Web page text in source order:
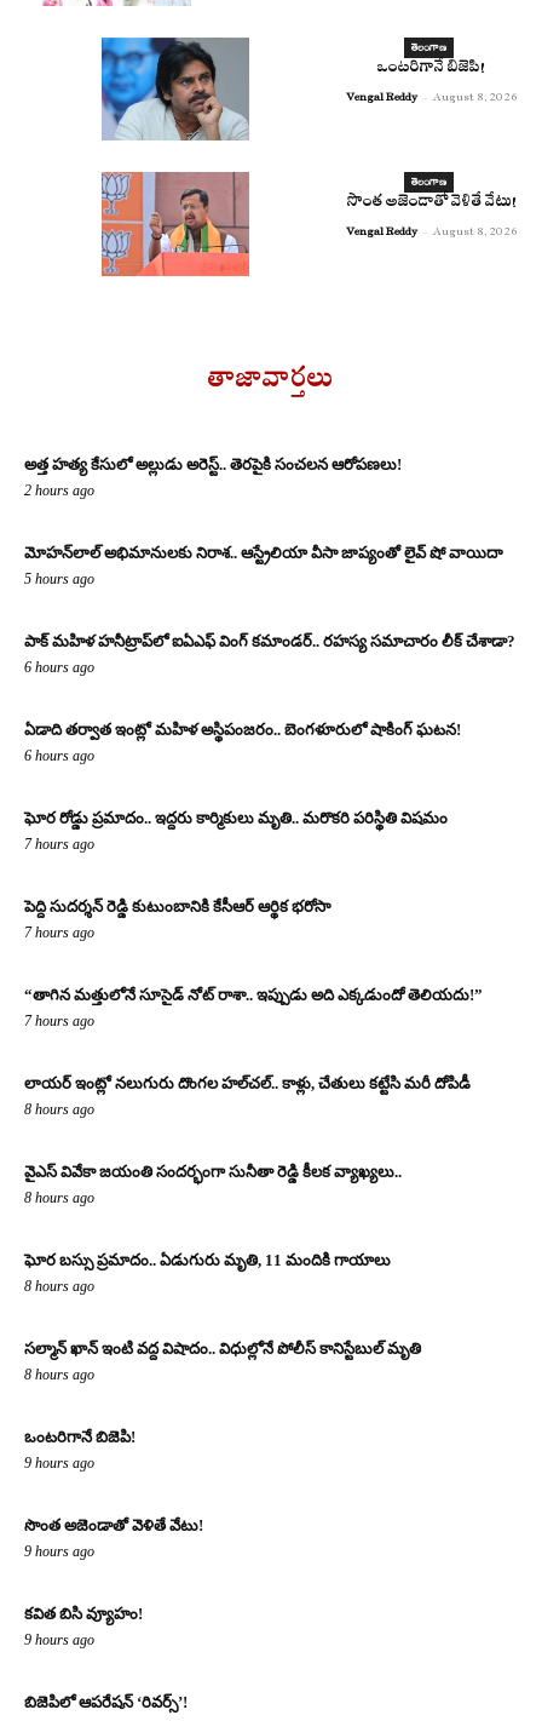
తెలంగాణ
ఒంటరిగానే బిజెపి!
Vengal Reddy - August 8, 2026
తెలంగాణ
సొంత అజెండాతో వెళితే వేటు!
Vengal Reddy - August 8, 2026
తాజావార్తలు
అత్త హత్య కేసులో అల్లుడు అరెస్ట్.. తెరపైకి సంచలన ఆరోపణలు!
2 hours ago
మోహన్‌లాల్ అభిమానులకు నిరాశ.. ఆస్ట్రేలియా వీసా జాప్యంతో లైవ్ షో వాయిదా
5 hours ago
పాక్ మహిళ హనీట్రాప్‌లో ఐఏఎఫ్ వింగ్ కమాండర్.. రహస్య సమాచారం లీక్ చేశాడా?
6 hours ago
ఏడాది తర్వాత ఇంట్లో మహిళ అస్థిపంజరం.. బెంగళూరులో షాకింగ్ ఘటన!
6 hours ago
ఘోర రోడ్డు ప్రమాదం.. ఇద్దరు కార్మికులు మృతి.. మరొకరి పరిస్థితి విషమం
7 hours ago
పెద్ది సుదర్శన్ రెడ్డి కుటుంబానికి కేసీఆర్ ఆర్థిక భరోసా
7 hours ago
“తాగిన మత్తులోనే సూసైడ్ నోట్ రాశా.. ఇప్పుడు అది ఎక్కడుందో తెలియదు!”
7 hours ago
లాయర్ ఇంట్లో నలుగురు దొంగల హల్‌చల్.. కాళ్లు, చేతులు కట్టేసి మరీ దోపిడీ
8 hours ago
వైఎస్ వివేకా జయంతి సందర్భంగా సునీతా రెడ్డి కీలక వ్యాఖ్యలు..
8 hours ago
ఘోర బస్సు ప్రమాదం.. ఏడుగురు మృతి, 11 మందికి గాయాలు
8 hours ago
సల్మాన్ ఖాన్ ఇంటి వద్ద విషాదం.. విధుల్లోనే పోలీస్ కానిస్టేబుల్ మృతి
8 hours ago
ఒంటరిగానే బిజెపి!
9 hours ago
సొంత అజెండాతో వెళితే వేటు!
9 hours ago
కవిత బిసి వ్యూహం!
9 hours ago
బిజెపిలో ఆపరేషన్ ‘రివర్స్’!